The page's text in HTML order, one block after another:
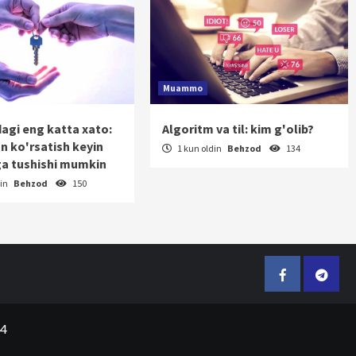
eng katta xato:
ko'rsatish keyin
tushishi mumkin
Behzod 150
Muammo
Algoritm va til: kim g'olib?
1 kun oldin Behzod 134
Facebook